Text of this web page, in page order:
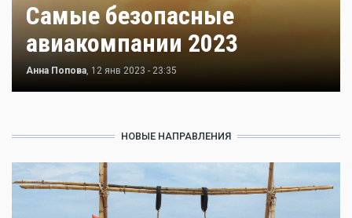
Самые безопасные
авиакомпании 2023
Анна Попова, 12 янв 2023 - 23:35
НОВЫЕ НАПРАВЛЕНИЯ